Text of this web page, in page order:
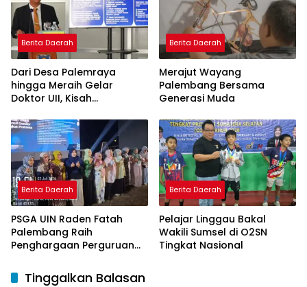
Berita Daerah
Dari Desa Palemraya
hingga Meraih Gelar
Doktor UII, Kisah
Yogyakarta yang Pernah
Menjadi Driver Taksi Online
Berita Daerah
Merajut Wayang
Palembang Bersama
Generasi Muda
Berita Daerah
PSGA UIN Raden Fatah
Palembang Raih
Penghargaan Perguruan
Peringkat Pratama
Berita Daerah
Pelajar Linggau Bakal
Wakili Sumsel di O2SN
Tingkat Nasional
Tinggalkan Balasan